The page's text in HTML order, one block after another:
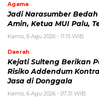
Agama
Jadi Narasumber
Amin, Ketua MUI Palu,
Kamis, 6 Agu 2026 - 11:15 WIB
Daerah
Kejati Sulteng Berikan
Risiko Addendum
Jasa di Donggala
Kamis, 6 Agu 2026 - 07:31 WIB